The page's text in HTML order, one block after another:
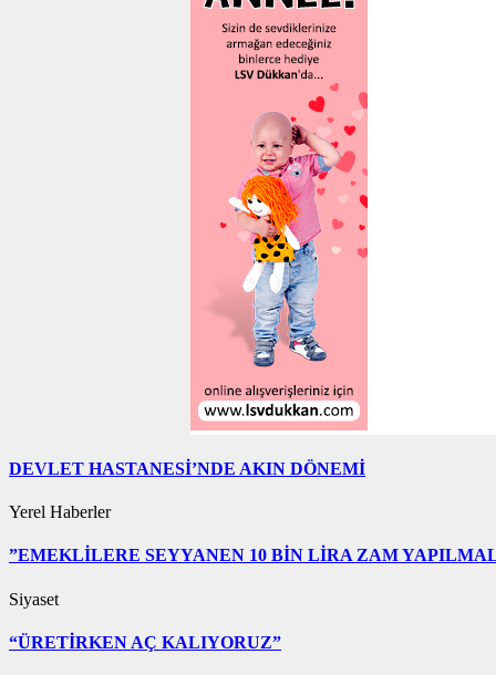
DEVLET HASTANESİ’NDE AKIN DÖNEMİ
Yerel Haberler
”EMEKLİLERE SEYYANEN 10 BİN LİRA ZAM
Siyaset
“ÜRETİRKEN AÇ KALIYORUZ”